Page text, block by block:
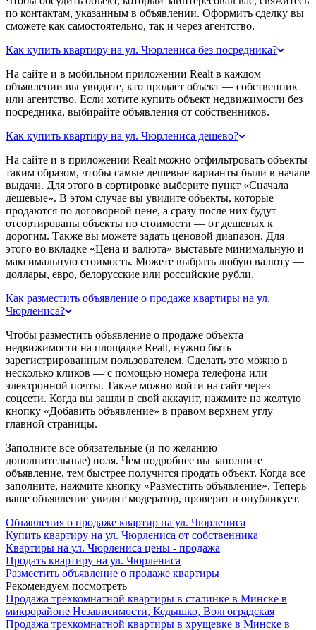
по контактам, указанным в объявлении. Оформить сделку вы
сможете как самостоятельно, так и через агентство.
Как купить квартиру на ул. Чюрлениса без посредника?
На сайте и в мобильном приложении Realt в каждом
объявлении вы увидите, кто продает объект — собственник
или агентство. Если хотите купить объект недвижимости без
посредника, выбирайте объявления от собственников.
Как купить квартиру на ул. Чюрлениса дешево?
На сайте и в приложении Realt можно отфильтровать объекты
таким образом, чтобы самые дешевые варианты были в начале
выдачи. Для этого в сортировке выберите пункт «Сначала
дешевые». В этом случае вы увидите объекты, которые
продаются по договорной цене, а сразу после них будут
отсортированы объекты по стоимости — от дешевых к
дорогим. Также вы можете задать ценовой диапазон. Для
этого во вкладке «Цена и валюта» выставьте минимальную и
максимальную стоимость. Можете выбрать любую валюту —
доллары, евро, белорусские или российские рубли.
Как разместить объявление о продаже квартиры на ул.
Чюрлениса?
Чтобы разместить объявление о продаже объекта
недвижимости на площадке Realt, нужно быть
зарегистрированным пользователем. Сделать это можно в
несколько кликов — с помощью номера телефона или
электронной почты. Также можно войти на сайт через
соцсети. Когда вы зашли в свой аккаунт, нажмите на желтую
кнопку «Добавить объявление» в правом верхнем углу
главной страницы.
Заполните все обязательные (и по желанию —
дополнительные) поля. Чем подробнее вы заполните
объявление, тем быстрее получится продать объект. Когда все
заполните, нажмите кнопку «Разместить объявление». Теперь
ваше объявление увидит модератор, проверит и опубликует.
Объявления о продаже квартир на ул. Чюрлениса
Купить квартиру на ул. Чюрлениса от собственника
Квартиры на ул. Чюрлениса цены - продажа
Продать квартиру на ул. Чюрлениса
Разместить объявление о продаже квартиры
Рекомендуем посмотреть
Продажа трехкомнатной квартиры в сталинке в Минске в
микрорайоне Независимости, Кедышко, Волгоградская
Продажа трехкомнатной квартиры в хрущевке в Минске в